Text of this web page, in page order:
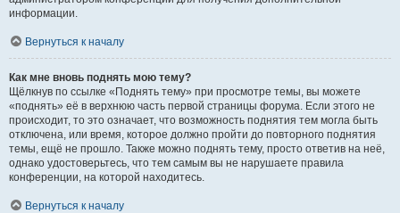
информации.
Вернуться к началу
Как мне вновь поднять мою тему?
Щёлкнув по ссылке «Поднять тему» при просмотре темы, вы можете
«поднять» её в верхнюю часть первой страницы форума. Если этого не
происходит, то это означает, что возможность поднятия тем могла быть
отключена, или время, которое должно пройти до повторного поднятия
темы, ещё не прошло. Также можно поднять тему, просто ответив на неё,
однако удостоверьтесь, что тем самым вы не нарушаете правила
конференции, на которой находитесь.
Вернуться к началу